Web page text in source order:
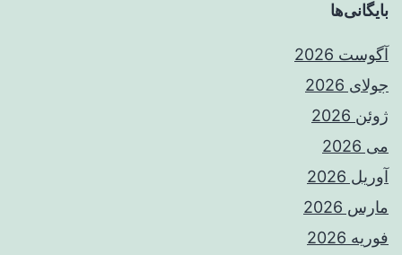
بایگانی‌ها
آگوست 2026
جولای 2026
ژوئن 2026
می 2026
آوریل 2026
مارس 2026
فوریه 2026